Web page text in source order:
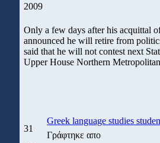
2009
Only a few days after his acquittal
announced he will retire from
said that he will not contest next
Upper House Northern
31
Greek language studies
Γράφτηκε απο